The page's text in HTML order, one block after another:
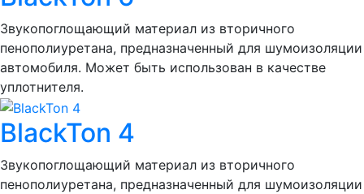
Звукопоглощающий материал из вторичного
пенополиуретана, предназначенный для шумоизоляции
автомобиля. Может быть использован в качестве
уплотнителя.
BlackTon 4
Звукопоглощающий материал из вторичного
пенополиуретана, предназначенный для шумоизоляции